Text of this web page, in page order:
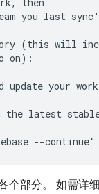
you last
on):
update your
the latest
个部分。 如需详